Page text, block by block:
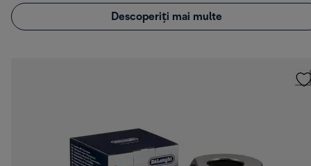
Descoperiți mai multe